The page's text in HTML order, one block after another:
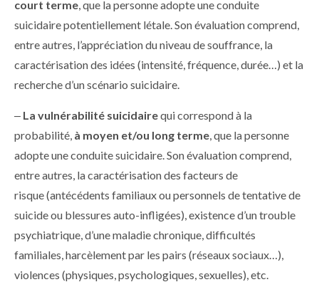
court terme, que la personne adopte une conduite
suicidaire potentiellement létale. Son évaluation comprend,
entre autres, l’appréciation du niveau de souffrance, la
caractérisation des idées (intensité, fréquence, durée…) et la
recherche d’un scénario suicidaire.
‒ La vulnérabilité suicidairequi correspond à la
probabilité, à moyen et/ou long terme, que la personne
adopte une conduite suicidaire. Son évaluation comprend,
entre autres, la caractérisation des facteurs de
risque (antécédents familiaux ou personnels de tentative de
suicide ou blessures auto-infligées), existence d’un trouble
psychiatrique, d’une maladie chronique, difficultés
familiales, harcèlement par les pairs (réseaux sociaux…),
violences (physiques, psychologiques, sexuelles), etc.